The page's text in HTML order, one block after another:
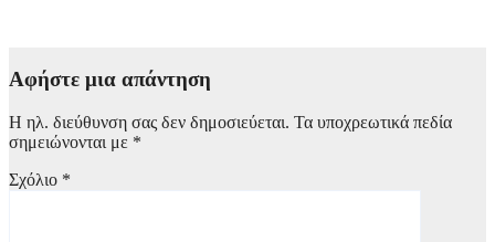
Αφήστε μια απάντηση
Η ηλ. διεύθυνση σας δεν δημοσιεύεται. Τα υποχρεωτικά πεδία
σημειώνονται με *
Σχόλιο *